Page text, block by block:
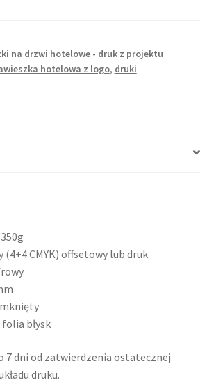
na drzwi hotelowe - druk z projektu
hotelowa z logo, druki
(4+4 CMYK) offsetowy lub druk
błysk
7 dni od zatwierdzenia ostatecznej
druku.